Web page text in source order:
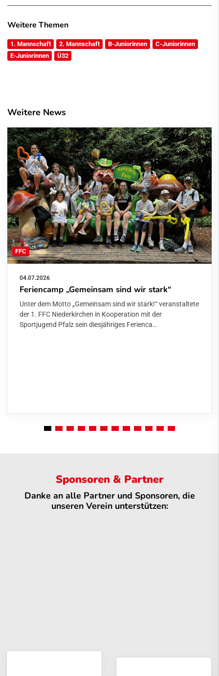
Weitere Themen
1. Mannschaft 2. Mannschaft B-Juniorinnen
C-Juniorinnen
E-Juniorinnen
Ü32
Weitere News
FFC
04.07.2026
Feriencamp „Gemeinsam sind wir stark“
Unter dem Motto „Gemeinsam sind wir stark!“ veranstaltete
der 1. FFC Niederkirchen in Kooperation mit der
Sportjugend Pfalz sein diesjähriges Ferienca…
Sponsoren & Partner
Danke an alle Partner und Sponsoren, die
unseren Verein unterstützen: